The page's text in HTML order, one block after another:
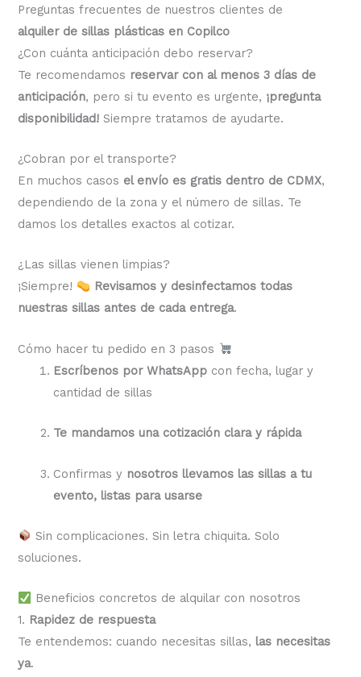
Preguntas frecuentes de nuestros clientes de
alquiler de sillas plásticas en Copilco
¿Con cuánta anticipación debo reservar?
Te recomendamos reservar con al menos 3 días de
anticipación, pero si tu evento es urgente, ¡pregunta
disponibilidad! Siempre tratamos de ayudarte.
¿Cobran por el transporte?
En muchos casos el envío es gratis dentro de CDMX,
dependiendo de la zona y el número de sillas. Te
damos los detalles exactos al cotizar.
¿Las sillas vienen limpias?
¡Siempre!
Revisamos y desinfectamos todas
nuestras sillas antes de cada entrega.
Cómo hacer tu pedido en 3 pasos
Escríbenos por WhatsApp con fecha, lugar y
cantidad de sillas
Te mandamos una cotización clara y rápida
Confirmas y nosotros llevamos las sillas a tu
evento, listas para usarse
Sin complicaciones. Sin letra chiquita. Solo
soluciones.
Beneficios concretos de alquilar con nosotros
1. Rapidez de respuesta
Te entendemos: cuando necesitas sillas, las necesitas
ya.